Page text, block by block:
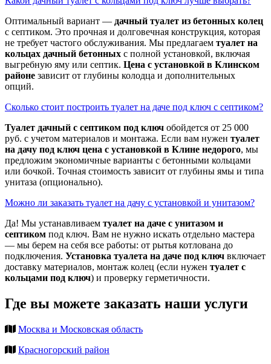
Оптимальный вариант — дачный туалет из бетонных колец
с септиком. Это прочная и долговечная конструкция, которая
не требует частого обслуживания. Мы предлагаем туалет на
кольцах дачный бетонных с полной установкой, включая
выгребную яму или септик. Цена с установкой в Клинском
районе зависит от глубины колодца и дополнительных
опций.
Сколько стоит построить туалет на даче под ключ с септиком?
Туалет дачный с септиком под ключ обойдется от 25 000
руб. с учетом материалов и монтажа. Если вам нужен туалет
на дачу под ключ цена с установкой в Клине недорого, мы
предложим экономичные варианты с бетонными кольцами
или бочкой. Точная стоимость зависит от глубины ямы и типа
унитаза (опционально).
Можно ли заказать туалет на дачу с установкой и унитазом?
Да! Мы устанавливаем туалет на даче с унитазом и
септиком под ключ. Вам не нужно искать отдельно мастера
— мы берем на себя все работы: от рытья котлована до
подключения. Установка туалета на даче под ключ включает
доставку материалов, монтаж колец (если нужен туалет с
кольцами под ключ) и проверку герметичности.
Где вы можете заказать наши услуги
Москва и Московская область
Красногорский район